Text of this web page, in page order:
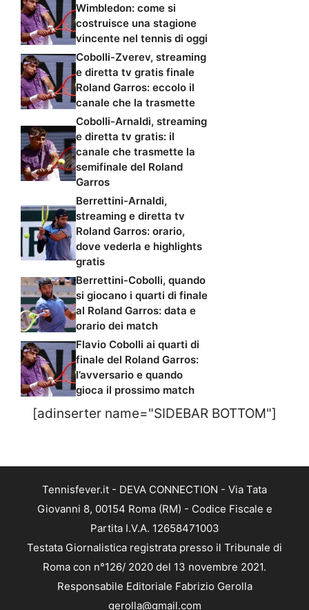
Wimbledon: come si
costruisce una stagione
vincente nel tennis di oggi
Cobolli-Zverev, streaming
e diretta tv gratis finale
Roland Garros: eccolo il
canale che la trasmette
Cobolli-Arnaldi, streaming
e diretta tv gratis: il
canale che trasmette la
semifinale del Roland
Garros
Berrettini-Arnaldi,
streaming e diretta tv
Roland Garros: orario,
dove vederla e highlights
gratis
Berrettini-Cobolli, quando
si giocano i quarti di finale
al Roland Garros: data e
orario dei match
Flavio Cobolli ai quarti di
finale del Roland Garros:
l’avversario e quando
gioca il prossimo match
[adinserter name="SIDEBAR BOTTOM"]
Tennisfever.it - DEVA CONNECTION - Via Tata
Giovanni 8, 00154 Roma (RM) - Codice Fiscale e
Partita I.V.A. 12658471003
Testata Giornalistica registrata presso il Tribunale di
Roma con n°126/ 2020 del 13 novembre 2021.
Responsabile Editoriale Fabrizio Gerolla
gerolla@gmail.com